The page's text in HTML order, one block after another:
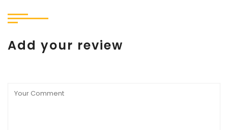
Add your review